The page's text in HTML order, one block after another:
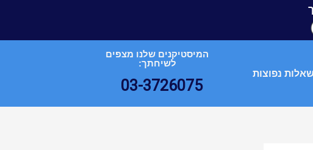
נפוצות
המיסטיקנים שלנו מצפים
לשיחתך:
03-3726075